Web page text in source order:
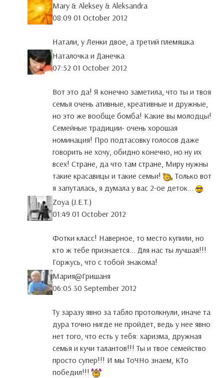
Mary & Aleksey & Aleksandra
08:09 01 October 2012
Натали, у Ленки двое, а третий племяшка
Наталочка и Данечка
07:52 01 October 2012
Вот это да! Я конечно заметила, что ты и твоя
семья очень ативные, креативные и дружные,
но это же вообще бомба! Какие вы молодцы!
Семейные традиции- очень хорошая
номинация! Про подтасовку голосов даже
говорить не хочу, обидно конечно, но ну их
всех! Стране, да что там стране, Миру нужны
такие красавицы и такие семьи!
Только вот
я запуталась, я думала у вас 2-ое деток...
Zoya (J.E.T.)
01:49 01 October 2012
Фотки класс! Наверное, то место купили, но
кто ж тебе признается... Для нас ты лучшая!!!
Горжусь, что с тобой знакома!
Мария@Гришаня
06:05 30 September 2012
Ту заразу явно за табло протолкнули, иначе та
дура точно нигде не пройдет, ведь у нее явно
нет того, что есть у тебя: харизма, дружная
семья и кучи талантов!!! Ты и твое семейство
просто супер!!! И мы ТоЧНо знаем, КТо
победил!!!